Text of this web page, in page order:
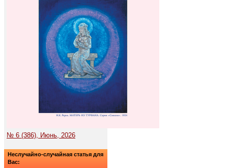
№ 6 (386), Июнь, 2026
Неслучайно-случайная статья для
Вас: